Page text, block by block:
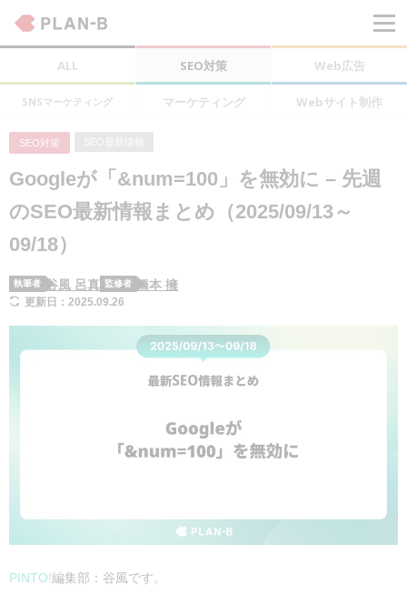
ALL SEO対策 Web広告
SNSマーケティング マーケティング Webサイト制作
SEO対策
Googleが「&num=100」を無効に – 先週
のSEO最新情報まとめ（2025/09/13～
09/18）
執筆者 谷風 呂真 監修者 橋本 擁
更新日：2025.09.26
PINTO!編集部：谷風です。